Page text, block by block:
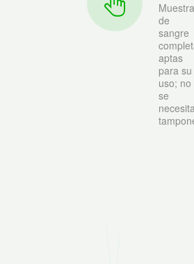
de
sangre
aptas
para su
uso; no
se